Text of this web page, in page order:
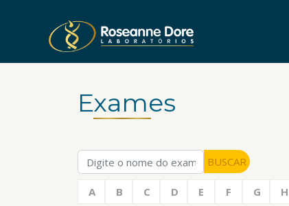
Exames
BUSCAR
A B C D E F G H